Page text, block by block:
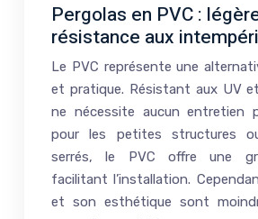
Pergolas en PVC :
résistance aux
Le PVC représente une
et pratique. Résistant aux UV
ne nécessite aucun entretien
pour les petites structures
serrés, le PVC offre une
facilitant l’installation.
et son esthétique sont